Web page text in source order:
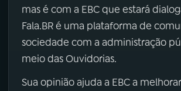
mas é com a EBC que estará
Fala.BR é uma plataforma de
sociedade com a administração
meio das Ouvidorias.
Sua opinião ajuda a EBC a